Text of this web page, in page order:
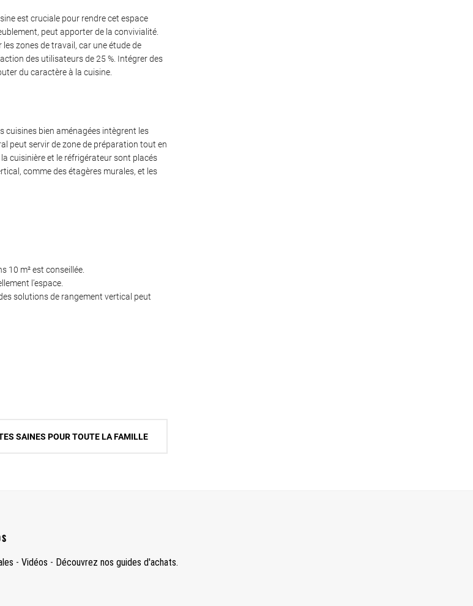
est cruciale pour rendre cet espace
peut apporter de la convivialité.
zones de travail, car une étude de
des utilisateurs de 25 %. Intégrer des
du caractère à la cuisine.
cuisines bien aménagées intègrent les
peut servir de zone de préparation tout en
cuisinière et le réfrigérateur sont placés
comme des étagères murales, et les
10 m² est conseillée.
l’espace.
solutions de rangement vertical peut
SAINES POUR TOUTE LA FAMILLE
- Vidéos - Découvrez nos guides d'achats.